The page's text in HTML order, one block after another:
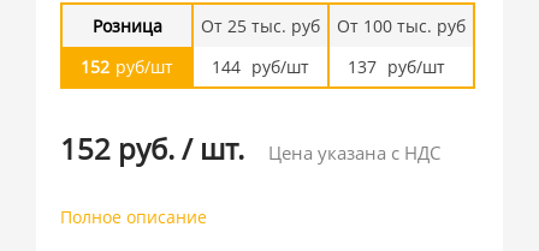
Розница
152 руб/шт
От 25 тыс. руб
144 руб/шт
От 100 тыс. руб
137 руб/шт
152 руб./ шт. Цена указана с НДС
Полное описание